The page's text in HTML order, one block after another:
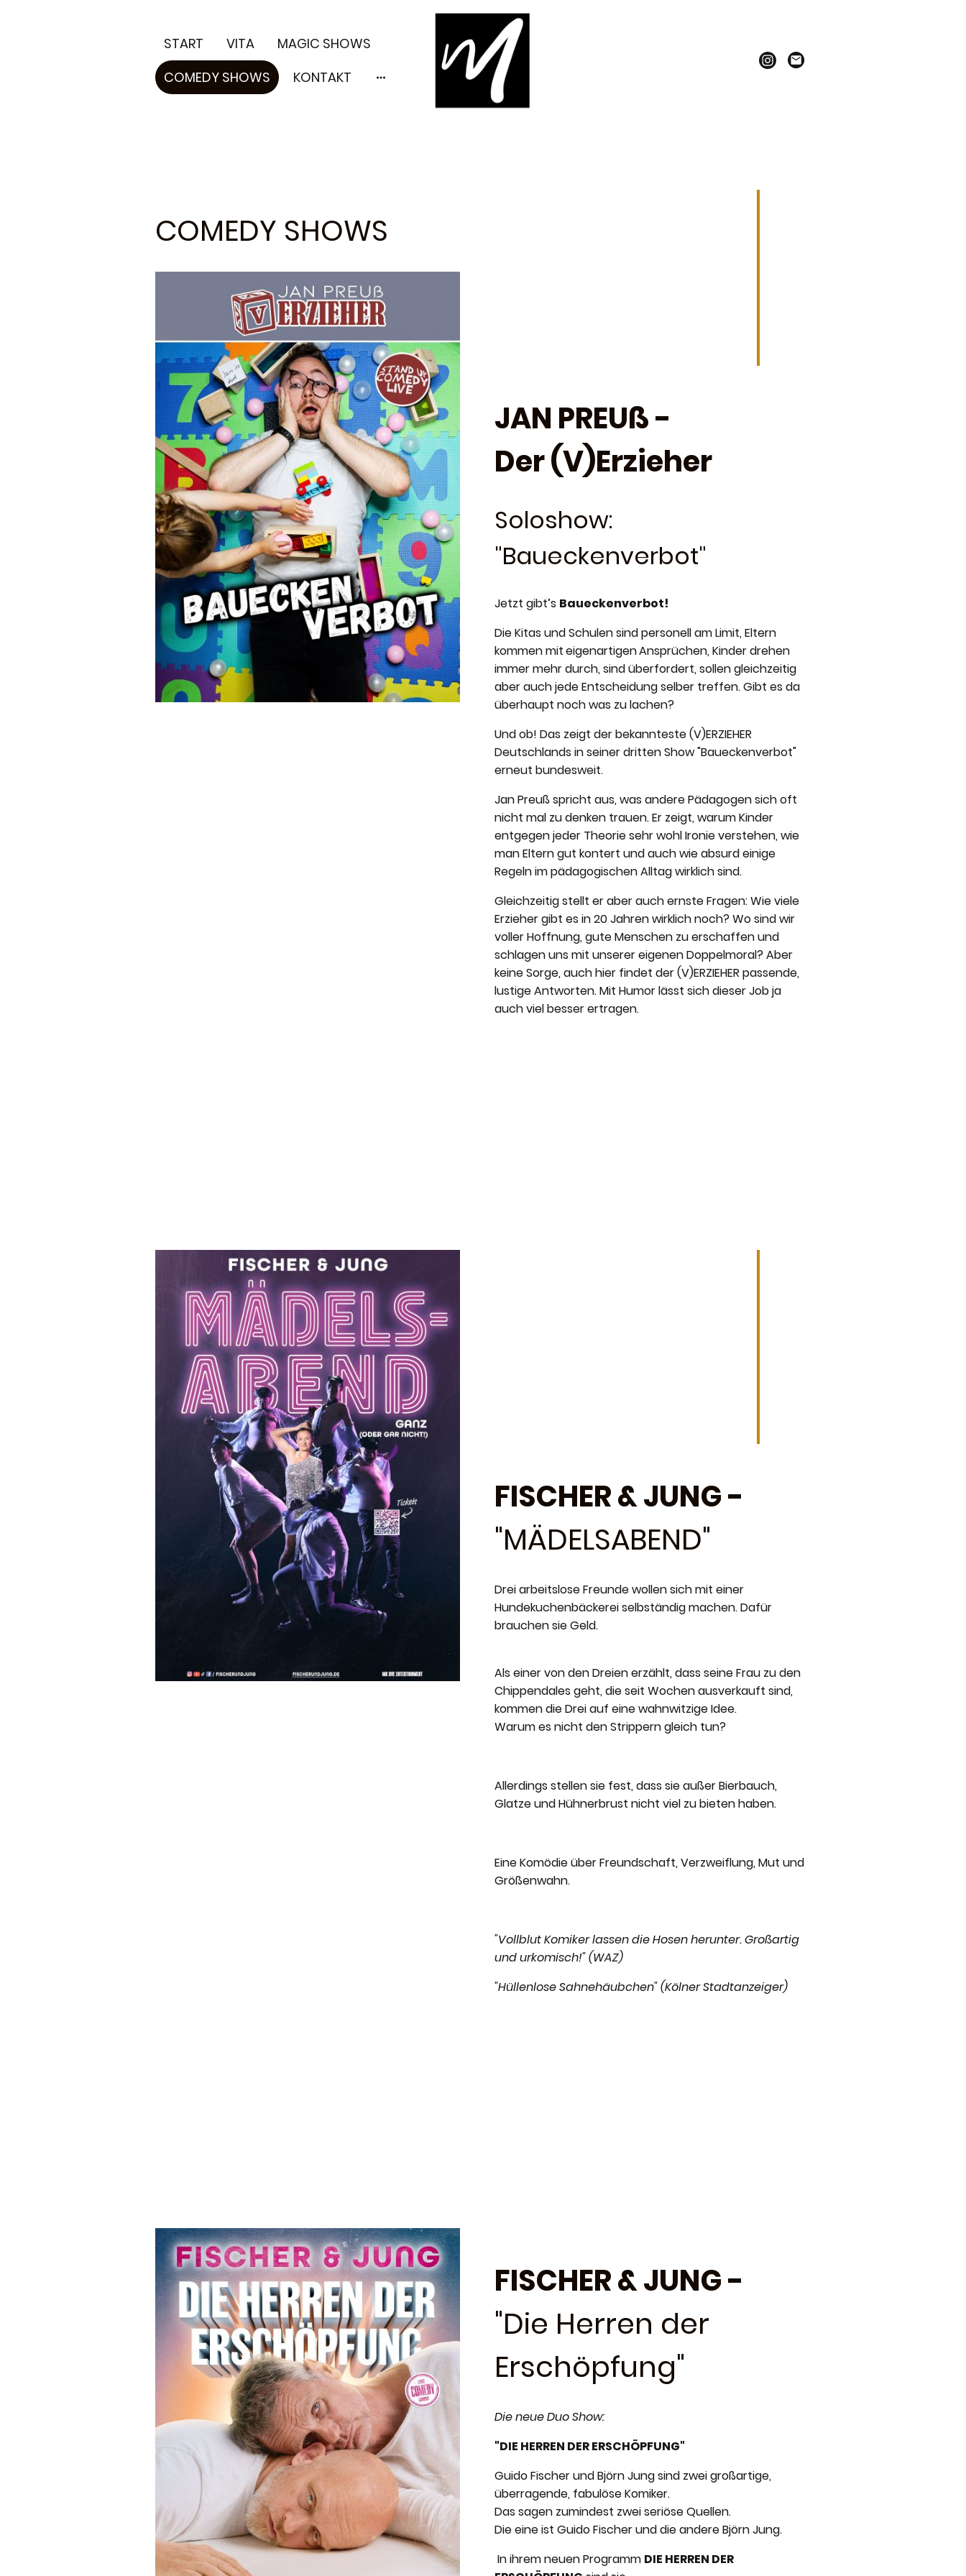
START VITA
MAGIC SHOWS
COMEDY SHOWS
KONTAKT
COMEDY SHOWS
JAN PREUß -
Der (V)Erzieher
Soloshow:
"Baueckenverbot"
Jetzt gibt’s Baueckenverbot!
Die Kitas und Schulen sind personell am Limit, Eltern
kommen miteigenartigenAnsprüchen, Kinder drehen
immer mehr durch, sind überfordert, sollen gleichzeitig
aber auch jede Entscheidung selber treffen. Gibt es da
überhaupt noch was zu lachen?
Und ob! Das zeigt der bekannteste (V)ERZIEHER
Deutschlands in seiner dritten Show "Baueckenverbot"
erneut bundesweit.
Jan Preuß spricht aus, was andere Pädagogen sich oft
nicht mal zu denken trauen. Er zeigt, warum Kinder
entgegen jeder Theorie sehr wohl Ironie verstehen, wie
man Eltern gut kontert und auch wie absurd einige
Regeln im pädagogischen Alltag wirklich sind.
Gleichzeitig stellt er aber auch ernste Fragen: Wie viele
Erzieher gibt es in 20 Jahren wirklich noch? Wo sind wir
voller Hoffnung, gute Menschen zu erschaffen und
schlagen uns mit unserer eigenen Doppelmoral? Aber
keine Sorge, auch hier findet der (V)ERZIEHER passende,
lustige Antworten. Mit Humor lässt sich dieser Job ja
auch viel besser ertragen.
FISCHER & JUNG -
"MÄDELSABEND"
Drei arbeitslose Freunde wollen sich mit einer
Hundekuchenbäckerei selbständig machen. Dafür
brauchen sie Geld.
Als einer von den Dreien erzählt, dass seine Frau zu den
Chippendales geht, die seit Wochen ausverkauft sind,
kommen die Drei auf eine wahnwitzige Idee.
Warum es nicht den Strippern gleich tun?
Allerdings stellen sie fest, dass sie außer Bierbauch,
Glatze und Hühnerbrust nicht viel zu bieten haben.
Eine Komödie über Freundschaft, Verzweiflung, Mut und
Größenwahn.
"Vollblut Komiker lassen die Hosen herunter. Großartig
und urkomisch!" (WAZ)
"Hüllenlose Sahnehäubchen" (Kölner Stadtanzeiger)
FISCHER & JUNG -
"Die Herren der
Erschöpfung"
Die neue Duo Show:
"DIE HERREN DER ERSCHÖPFUNG"
Guido Fischer und Björn Jung sind zwei großartige,
überragende, fabulöse Komiker.
Das sagen zumindest zwei seriöse Quellen.
Die eine ist Guido Fischer und die andere Björn Jung.
In ihrem neuen Programm DIE HERREN DER